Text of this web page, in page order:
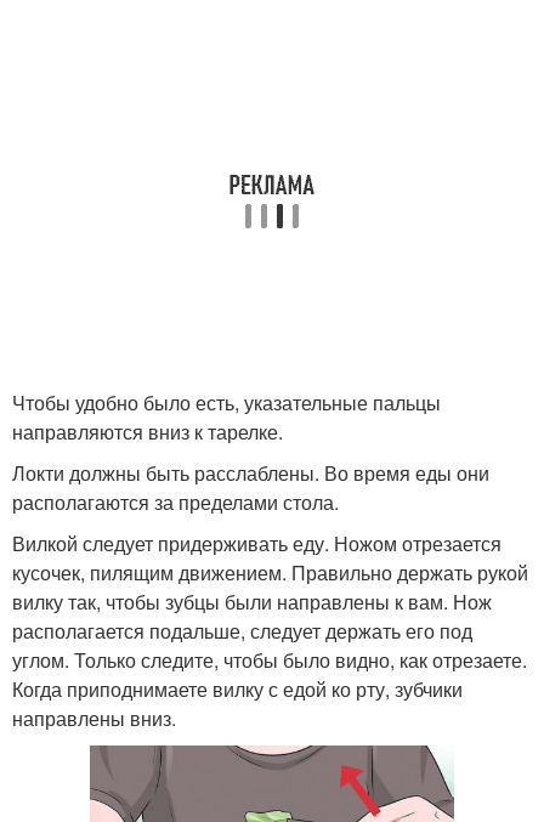
Чтобы удобно было есть, указательные пальцы
направляются вниз к тарелке.
Локти должны быть расслаблены. Во время еды они
располагаются за пределами стола.
Вилкой следует придерживать еду. Ножом отрезается
кусочек, пилящим движением. Правильно держать рукой
вилку так, чтобы зубцы были направлены к вам. Нож
располагается подальше, следует держать его под
углом. Только следите, чтобы было видно, как отрезаете.
Когда приподнимаете вилку с едой ко рту, зубчики
направлены вниз.